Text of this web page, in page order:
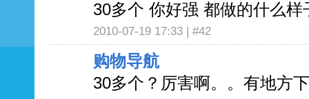
30多个 你好强 都做的什么样
2010-07-19 17:33 | #42
购物导航
30多个？厉害啊。。有地方